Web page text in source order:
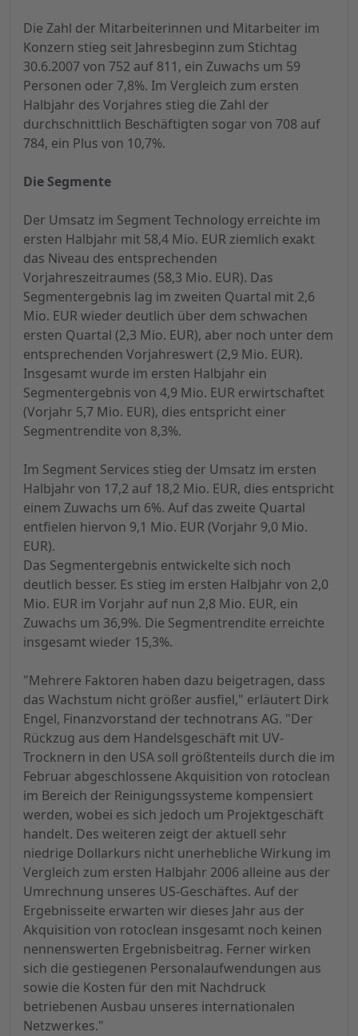
Die Zahl der Mitarbeiterinnen und Mitarbeiter im
Konzern stieg seit Jahresbeginn zum Stichtag
30.6.2007 von 752 auf 811, ein Zuwachs um 59
Personen oder 7,8%. Im Vergleich zum ersten
Halbjahr des Vorjahres stieg die Zahl der
durchschnittlich Beschäftigten sogar von 708 auf
784, ein Plus von 10,7%.
Die Segmente
Der Umsatz im Segment Technology erreichte im
ersten Halbjahr mit 58,4 Mio. EUR ziemlich exakt
das Niveau des entsprechenden
Vorjahreszeitraumes (58,3 Mio. EUR). Das
Segmentergebnis lag im zweiten Quartal mit 2,6
Mio. EUR wieder deutlich über dem schwachen
ersten Quartal (2,3 Mio. EUR), aber noch unter dem
entsprechenden Vorjahreswert (2,9 Mio. EUR).
Insgesamt wurde im ersten Halbjahr ein
Segmentergebnis von 4,9 Mio. EUR erwirtschaftet
(Vorjahr 5,7 Mio. EUR), dies entspricht einer
Segmentrendite von 8,3%.
Im Segment Services stieg der Umsatz im ersten
Halbjahr von 17,2 auf 18,2 Mio. EUR, dies entspricht
einem Zuwachs um 6%. Auf das zweite Quartal
entfielen hiervon 9,1 Mio. EUR (Vorjahr 9,0 Mio.
EUR).
Das Segmentergebnis entwickelte sich noch
deutlich besser. Es stieg im ersten Halbjahr von 2,0
Mio. EUR im Vorjahr auf nun 2,8 Mio. EUR, ein
Zuwachs um 36,9%. Die Segmentrendite erreichte
insgesamt wieder 15,3%.
"Mehrere Faktoren haben dazu beigetragen, dass
das Wachstum nicht größer ausfiel," erläutert Dirk
Engel, Finanzvorstand der technotrans AG. "Der
Rückzug aus dem Handelsgeschäft mit UV-
Trocknern in den USA soll größtenteils durch die im
Februar abgeschlossene Akquisition von rotoclean
im Bereich der Reinigungssysteme kompensiert
werden, wobei es sich jedoch um Projektgeschäft
handelt. Des weiteren zeigt der aktuell sehr
niedrige Dollarkurs nicht unerhebliche Wirkung im
Vergleich zum ersten Halbjahr 2006 alleine aus der
Umrechnung unseres US-Geschäftes. Auf der
Ergebnisseite erwarten wir dieses Jahr aus der
Akquisition von rotoclean insgesamt noch keinen
nennenswerten Ergebnisbeitrag. Ferner wirken
sich die gestiegenen Personalaufwendungen aus
sowie die Kosten für den mit Nachdruck
betriebenen Ausbau unseres internationalen
Netzwerkes."